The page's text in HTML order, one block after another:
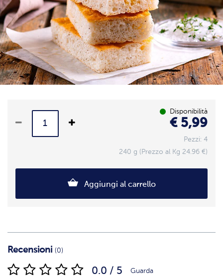
Disponibilità
€ 5,99
Pezzi: 4
240 g (Prezzo al Kg 24.96 €)
Aggiungi al carrello
Recensioni (0)
0.0 / 5 Guarda